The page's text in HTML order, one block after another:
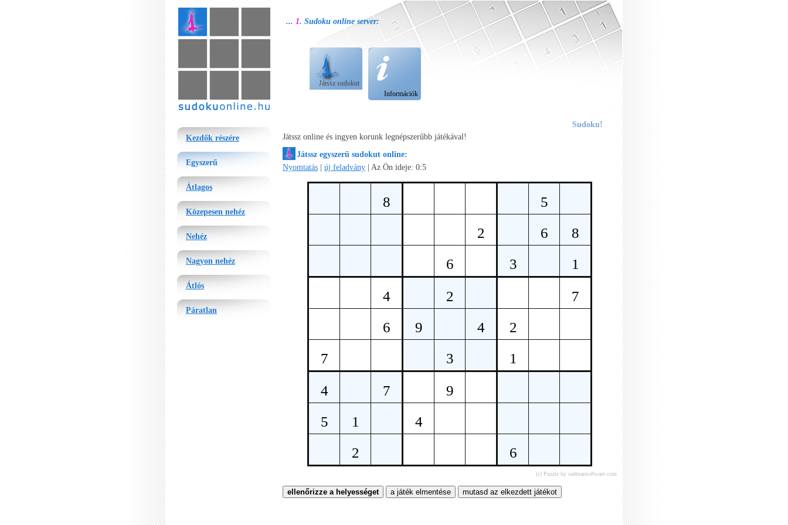
sudoku
... 1. Sudoku online server:
Játssz sudokut
Információk
Kezdők részére
Egyszerű
Átlagos
Közepesen nehéz
Nehéz
Nagyon nehéz
Átlós
Páratlan
Sudoku!
Játssz online és ingyen korunk legnépszerűbb játékával!
Játssz egyszerű sudokut online:
Nyomtatás | új feladvány | Az Ön ideje: 0:5
(c) Puzzle by sadmansoftware.com